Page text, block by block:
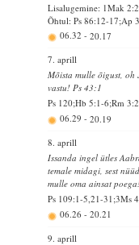
Lisalugemine: 1Mak
Õhtul: Ps 86:12-17;Ap
06.32 - 20.17
7. aprill
Mõista mulle õigust, oh
vastu! Ps 43:1
Ps 120;Hb 5:1-6;Rm
06.29 - 20.19
8. aprill
Issanda ingel ütles
temale midagi, sest
mulle oma ainsat
Ps 109:1-5,21-31;3Ms
06.26 - 20.21
9. aprill